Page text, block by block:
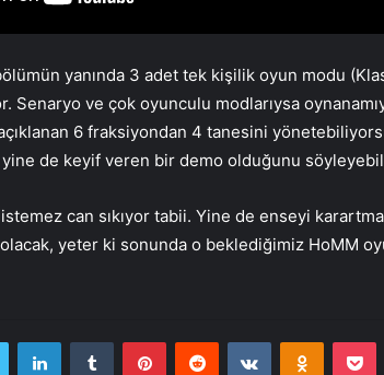
yanında 3 adet tek kişilik oyun modu
Senaryo ve çok oyunculu modlarıysa
6 fraksiyondan 4 tanesini
de keyif veren bir demo olduğunu
can sıkıyor tabii. Yine de enseyi
olacak, yeter ki sonunda o beklediğimiz HoMM
Twitter LinkedInTumblr PinterestReddit VKontakte